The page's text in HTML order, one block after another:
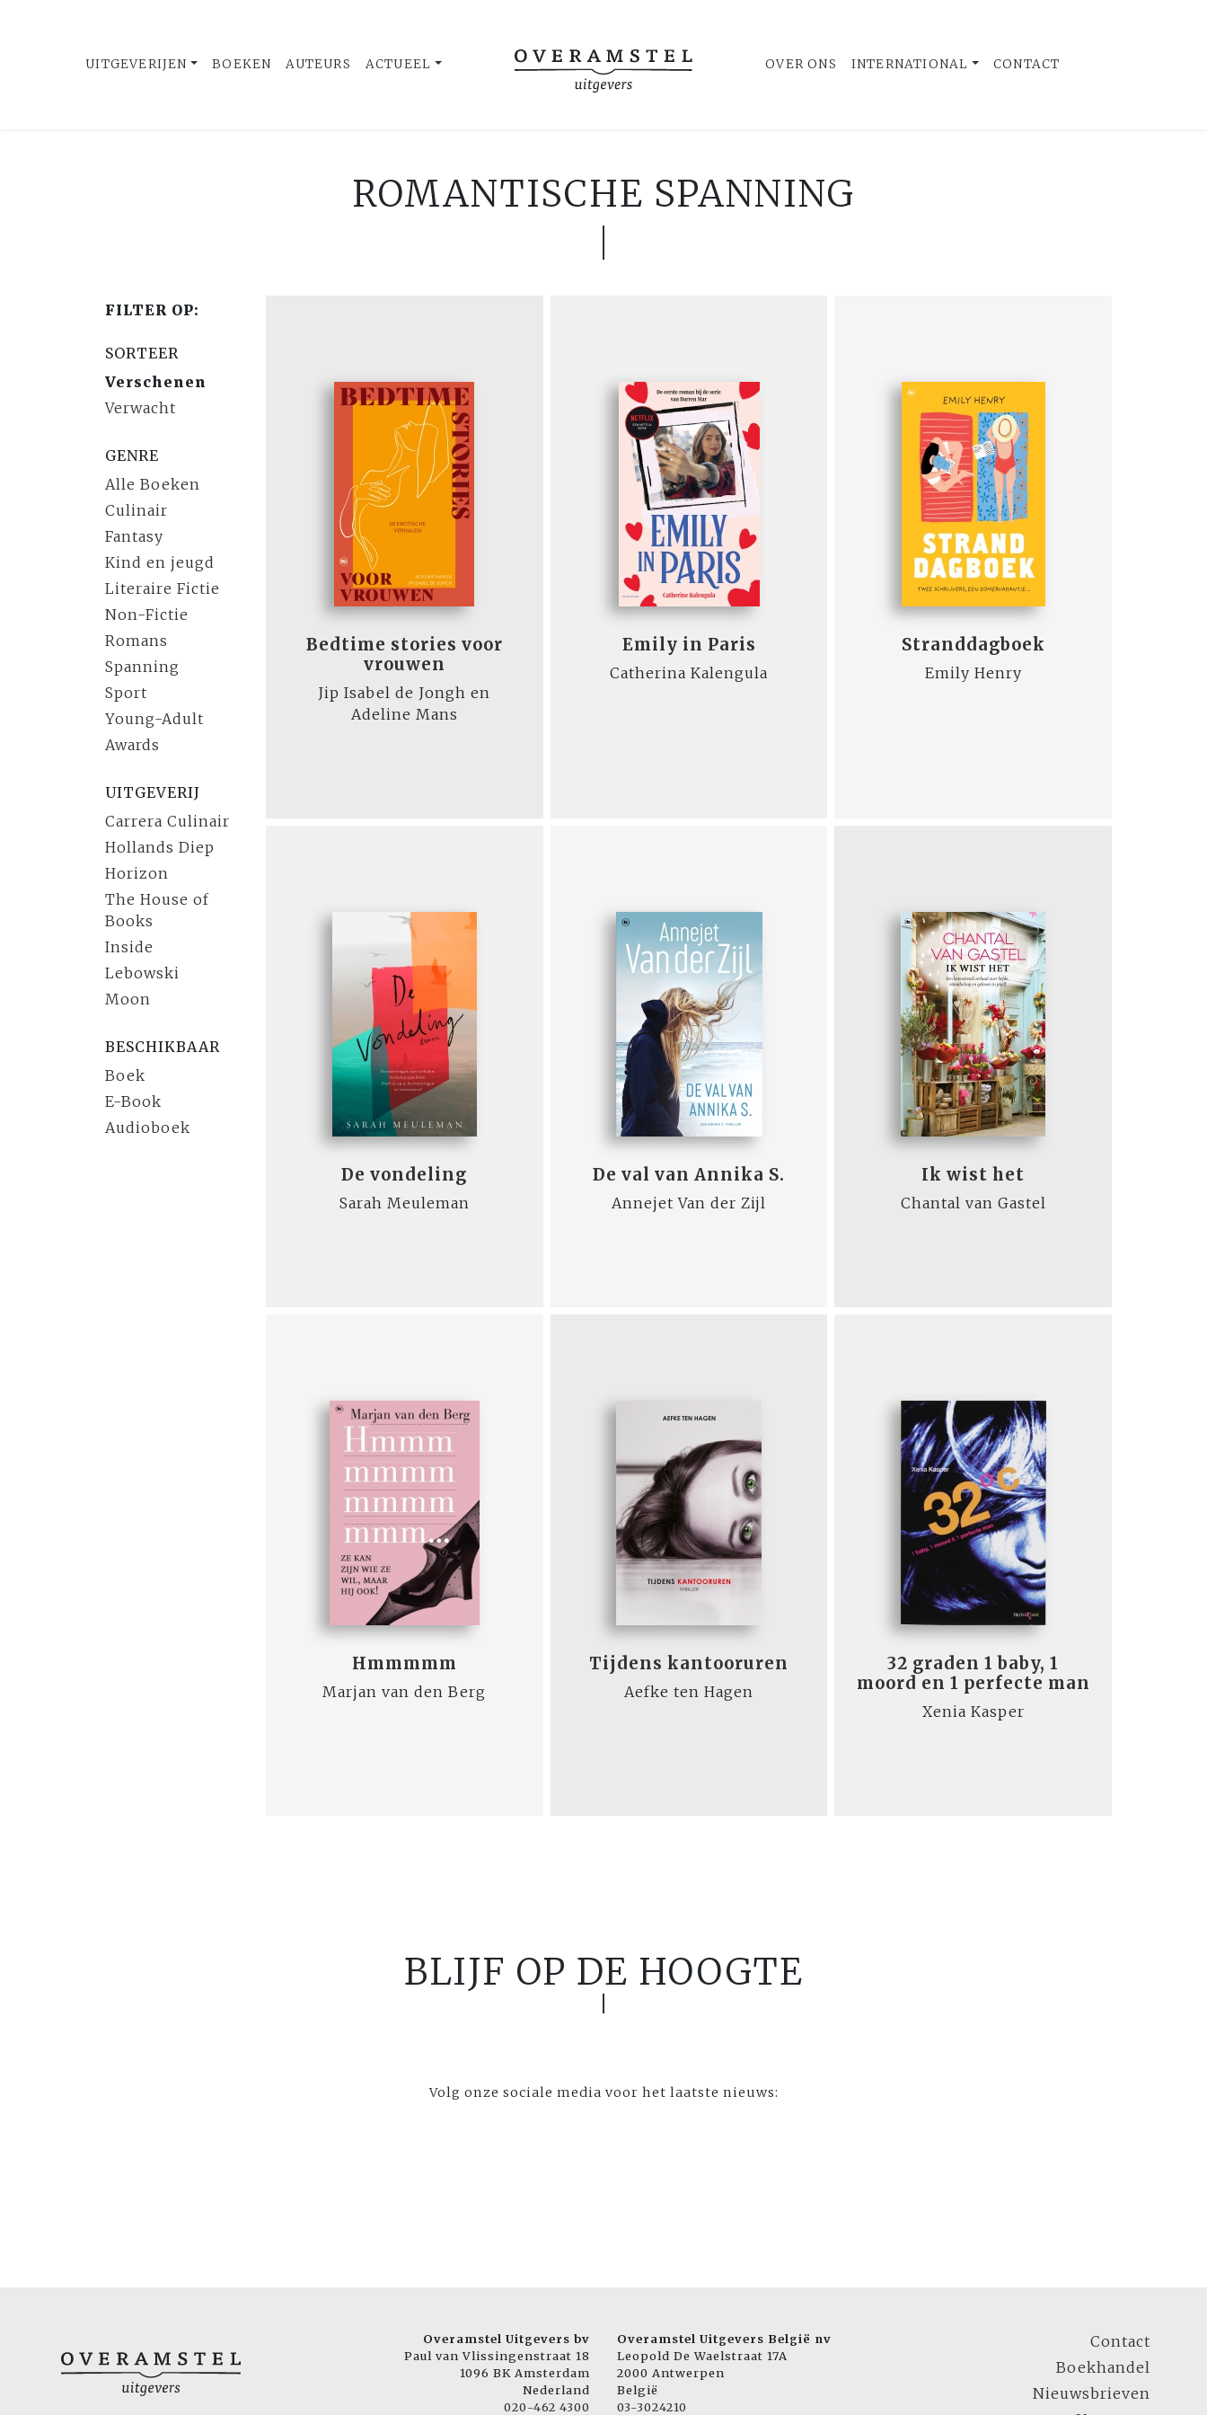
UITGEVERIJEN BOEKEN AUTEURS ACTUEEL OVER ONS INTERNATIONAL CONTACT
ROMANTISCHE SPANNING
FILTER OP:
SORTEER
Verschenen
Verwacht
GENRE
Alle Boeken
Culinair
Fantasy
Kind en jeugd
Literaire Fictie
Non-Fictie
Romans
Spanning
Sport
Young-Adult
Awards
UITGEVERIJ
Carrera Culinair
Hollands Diep
Horizon
The House of
Books
Inside
Lebowski
Moon
BESCHIKBAAR
Boek
E-Book
Audioboek
Bedtime stories voor
vrouwen
Jip Isabel de Jongh en
Adeline Mans
Emily in Paris
Catherina Kalengula
Stranddagboek
Emily Henry
De vondeling
Sarah Meuleman
De val van Annika S.
Annejet Van der Zijl
Ik wist het
Chantal van Gastel
Hmmmmm
Marjan van den Berg
Tijdens kantooruren
Aefke ten Hagen
32 graden 1 baby, 1
moord en 1 perfecte man
Xenia Kasper
BLIJF OP DE HOOGTE
Volg onze sociale media voor het laatste nieuws:
Overamstel Uitgevers bv
Paul van Vlissingenstraat 18
1096 BK Amsterdam
Nederland
020-462 4300
Overamstel Uitgevers België nv
Leopold De Waelstraat 17A
2000 Antwerpen
België
03-3024210
Contact
Boekhandel
Nieuwsbrieven